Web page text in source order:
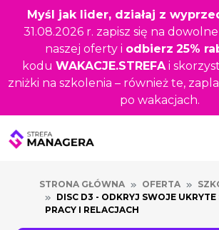
Przejdź
treści
Myśl jak lider, działaj z
31.08.2026 r. zapisz się na
naszej oferty i odbierz 25%
kodu WAKACJE.STREFAi
zniżki na szkolenia – również te,
po wakacjach.
STRONA GŁÓWNA OFERTA
DISC D3 - ODKRYJ SWOJE
PRACY I RELACJACH